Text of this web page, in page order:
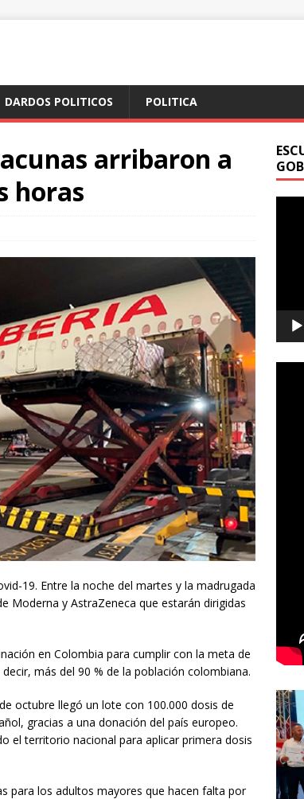
DARDOS POLITICOS POLITICA
arribaron a
horas
19. Entre la noche del martes y la madrugada
Moderna y AstraZeneca que estarán dirigidas
en Colombia para cumplir con la meta de
más del 90 % de la población colombiana.
octubre llegó un lote con 100.000 dosis de
gracias a una donación del país europeo.
el territorio nacional para aplicar primera dosis
para los adultos mayores que hacen falta por